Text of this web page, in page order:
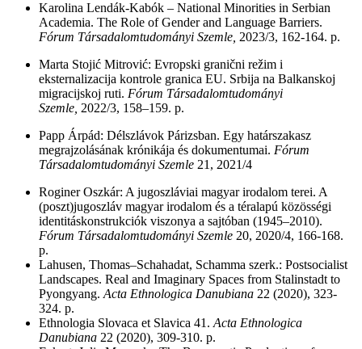
Karolina Lendák-Kabók – National Minorities in Serbian
Academia. The Role of Gender and Language Barriers.
Fórum Társadalomtudományi Szemle, 2023/3, 162-164. p.
Marta Stojić Mitrović: Evropski granični režim i
eksternalizacija kontrole granica EU. Srbija na Balkanskoj
migracijskoj ruti. Fórum Társadalomtudományi
Szemle, 2022/3, 158–159. p.
Papp Árpád: Délszlávok Párizsban. Egy határszakasz
megrajzolásának krónikája és dokumentumai. Fórum
Társadalomtudományi Szemle 21, 2021/4
Roginer Oszkár: A jugoszláviai magyar irodalom terei. A
(poszt)jugoszláv magyar irodalom és a téralapú közösségi
identitáskonstrukciók viszonya a sajtóban (1945–2010).
Fórum Társadalomtudományi Szemle 20, 2020/4, 166-168.
p.
Lahusen, Thomas–Schahadat, Schamma szerk.: Postsocialist
Landscapes. Real and Imaginary Spaces from Stalinstadt to
Pyongyang. Acta Ethnologica Danubiana 22 (2020), 323-
324. p.
Ethnologia Slovaca et Slavica 41. Acta Ethnologica
Danubiana 22 (2020), 309-310. p.